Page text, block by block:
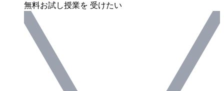
無料お試し授業を 受けたい